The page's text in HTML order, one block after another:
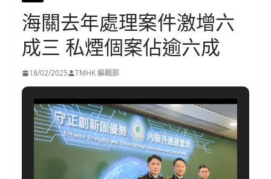
海關去年處理案件激增六
成三 私煙個案佔逾六成
18/02/2025 TMHK 編輯部